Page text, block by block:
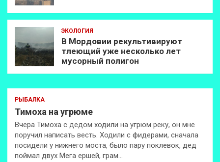
ЭКОЛОГИЯ
В Мордовии рекультивируют
тлеющий уже несколько лет
мусорный полигон
РЫБАЛКА
Тимоха на угрюме
Вчера Тимоха с дедом ходили на угрюм реку, он мне
поручил написать весть. Ходили с фидерами, сначала
посидели у нижнего моста, было пару поклевок, дед
поймал двух Мега ершей, грам…